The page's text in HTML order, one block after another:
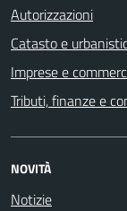
Autorizzazioni
Catasto e
Imprese e
Tributi, finanze e
NOVITÀ
Notizie